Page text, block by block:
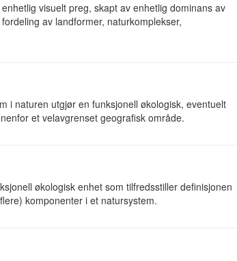
visuelt preg, skapt av enhetlig dominans av
av landformer, naturkomplekser,
i naturen utgjør en funksjonell økologisk, eventuelt
et velavgrenset geografisk område.
økologisk enhet som tilfredsstiller definisjonen
komponenter i et natursystem.